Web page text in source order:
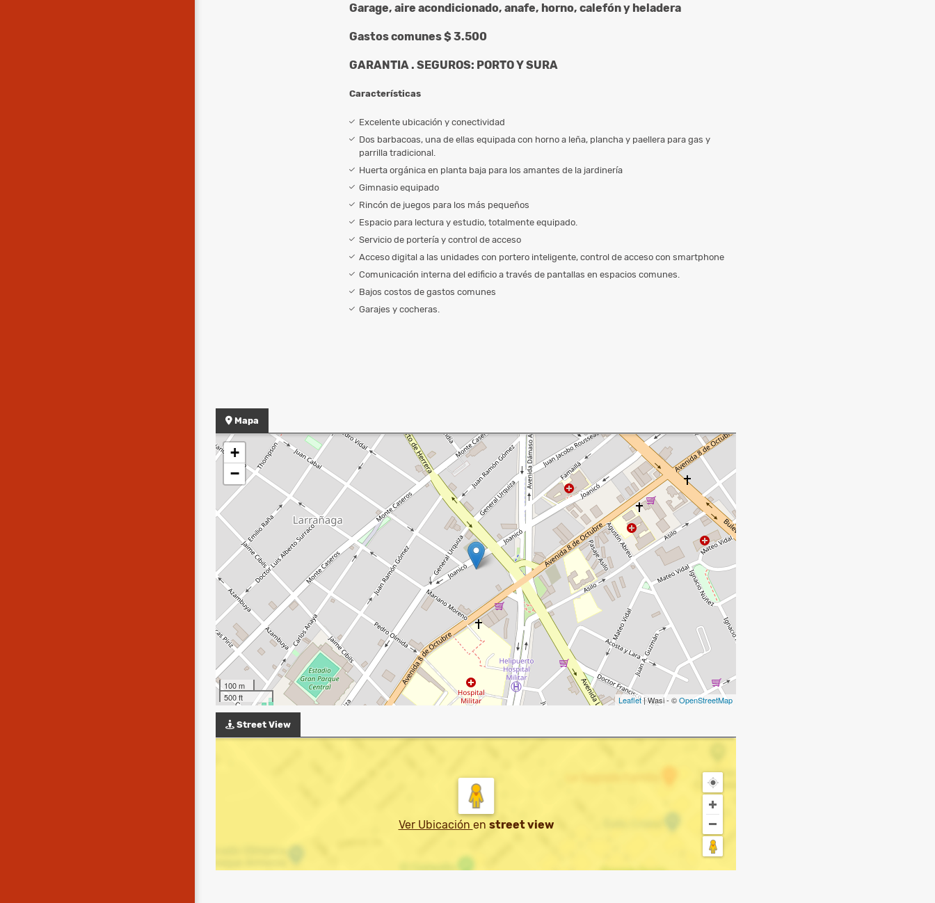
Garage, aire acondicionado, anafe, horno, calefón y heladera
Gastos comunes $ 3.500
GARANTIA . SEGUROS: PORTO Y SURA
Características
Excelente ubicación y conectividad
Dos barbacoas, una de ellas equipada con horno a leña, plancha y paellera para gas y
parrilla tradicional.
Huerta orgánica en planta baja para los amantes de la jardinería
Gimnasio equipado
Rincón de juegos para los más pequeños
Espacio para lectura y estudio, totalmente equipado.
Servicio de portería y control de acceso
Acceso digital a las unidades con portero inteligente, control de acceso con smartphone
Comunicación interna del edificio a través de pantallas en espacios comunes.
Bajos costos de gastos comunes
Garajes y cocheras.
Mapa
+
−
100 m
500 ft
Leaflet| Wasi - ©OpenStreetMap
Street View
Ver Ubicación en street view